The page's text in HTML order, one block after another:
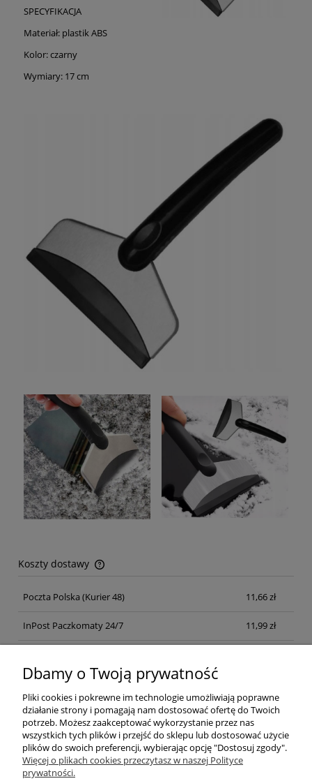
SPECYFIKACJA
Materiał: plastik ABS
Kolor: czarny
Wymiary: 17 cm
Koszty dostawy
Cena nie zawiera ewentualnych kosztów płatności
Poczta Polska (Kurier 48) 11,66 zł
InPost Paczkomaty 24/7 11,99 zł
Pomoc
Dbamy o Twoją prywatność
Pliki cookies i pokrewne im technologie umożliwiają poprawne
działanie strony i pomagają nam dostosować ofertę do Twoich
potrzeb. Możesz zaakceptować wykorzystanie przez nas
wszystkich tych plików i przejść do sklepu lub dostosować użycie
plików do swoich preferencji, wybierając opcję "Dostosuj zgody".
Więcej o plikach cookies przeczytasz w naszej Polityce
prywatności.